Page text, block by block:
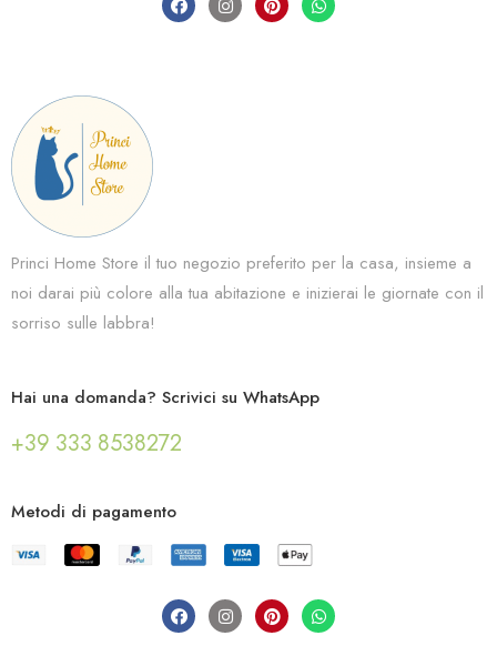
Princi Home Store il tuo negozio preferito per la casa, insieme a
noi darai più colore alla tua abitazione e inizierai le giornate con il
sorriso sulle labbra!
Hai una domanda? Scrivici su WhatsApp
+39 333 8538272
Metodi di pagamento